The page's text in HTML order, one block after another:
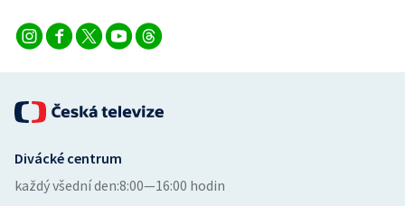
Volejbal
Ostatní
Divácké centrum
každý všední den:8:00—16:00 hodin